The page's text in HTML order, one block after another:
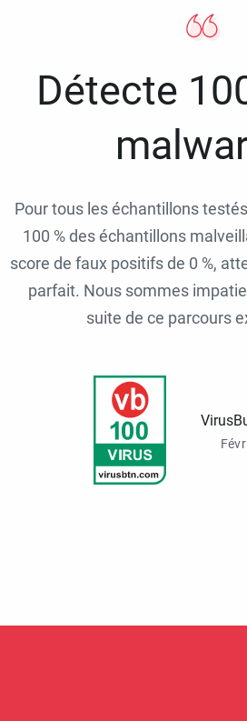
Détecte
Pour tous les échantillons
100 % des échantillons
score de faux positifs de 0 %,
parfait. Nous sommes
suite de ce parcours